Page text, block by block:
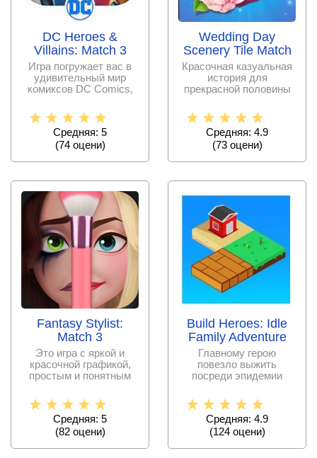
DC Heroes &
Villains: Match 3
Игра погружает вас в
удивительный мир
комиксов DC Comics,
Средняя: 5
(74оцени)
Wedding Day
Scenery Tile Match
Красочная казуальная
история для
прекрасной половины
приглашающая
Средняя: 4.9
(73оцени)
Fantasy Stylist:
Match 3
Это игра с яркой и
красочной графикой,
простым и понятным
интересными
Средняя: 5
(82оцени)
Build Heroes: Idle
Family Adventure
Главному герою
повезло выжить
посреди эпидемии
теперь ему
Средняя: 4.9
(124оцени)